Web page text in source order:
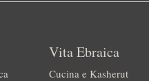
Vita Ebraica
Cucina e Kasherut